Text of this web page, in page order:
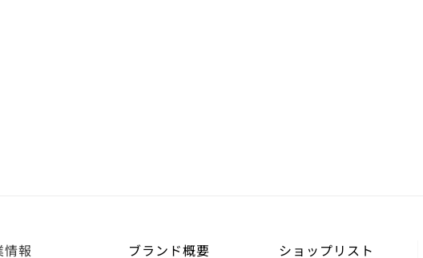
情報 ブランド概要 ショップリスト